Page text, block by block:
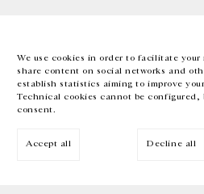
We use cookies in order to facilitate
share content on social networks and
establish statistics aiming to improve
Technical cookies cannot be configured,
consent.
Accept all Decline all
EN FR 中文 Facebook Instagram
Inscrivez-vous à notre newsletter